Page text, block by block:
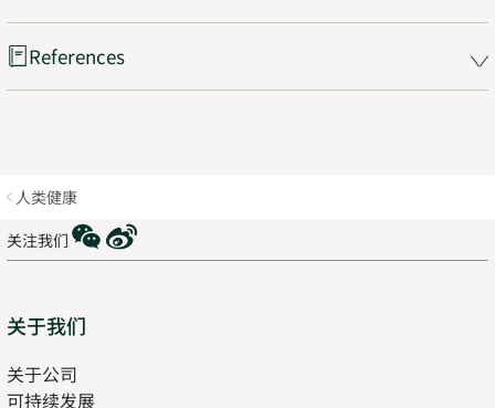
References
人类健康
关注我们
WeChat
Weibo
Sitemap
关于我们
关于公司
可持续发展